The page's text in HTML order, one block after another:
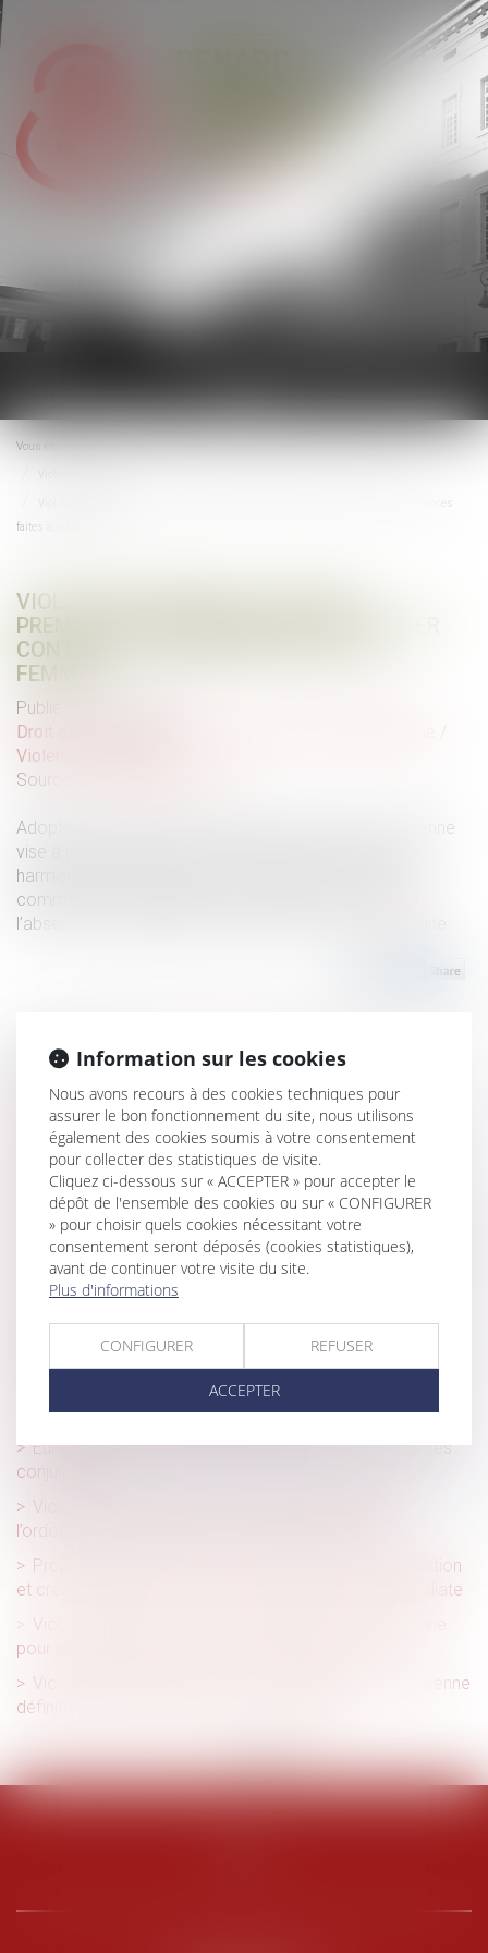
le
menu
Vous êtes ici :
Viol, consentement : vers une première loi européenne pour lutter contre les violences
faites aux femmes
VIOL, CONSENTEMENT : VERS UNE
PREMIÈRE LOI EUROPÉENNE POUR LUTTER
CONTRE LES VIOLENCES FAITES AUX
FEMMES
Publié le :
Droit de la famille, des personnes et de leur patrimoine
Violences familiales
Source :
Adoptée en mai 2024, une première directive européenne
vise à protéger les femmes victimes de violences et
harmoniser les sanctions à l’encontre de ceux qui les
commettent. Seul bémol pour le Parlement européen :
l’absence d’une définition commune du viol...
Historique
Porter plainte pour violences sexuelles en France :
l’épreuve des femmes migrantes, transgenres et
travailleuses du sexe
Mieux protéger les enfants victimes de violences
intrafamiliales
Quels sont les apports concrets de la loi sur les violences
intrafamiliales ?
applications de prévention et de lutte contre les violences
faites aux femmes
Valence. Un protocole pour associer les infirmiers au
repérage des violences conjugales
Euro 2024 et JO de Paris : un risque accru de violences
conjugales ?
Violences conjugales : extension du bénéfice de
l’ordonnance de protection aux enfants du couple
Proposition de loi renforçant l'ordonnance de protection
et créant l'ordonnance provisoire de protection immédiate
Viol, consentement : vers une première loi européenne
pour lutter contre les violences faites aux femmes
Violences faites aux femmes : la première loi européenne
définitivement adoptée par les eurodéputés
<< < 1 2 3 4 5 6 > >>
Information sur les cookies
Nous avons recours à des cookies techniques pour
assurer le bon fonctionnement du site, nous utilisons
également des cookies soumis à votre consentement
pour collecter des statistiques de visite.
Cliquez ci-dessous sur « ACCEPTER » pour accepter le
dépôt de l'ensemble des cookies ou sur « CONFIGURER
» pour choisir quels cookies nécessitant votre
consentement seront déposés (cookies statistiques),
avant de continuer votre visite du site.
Plus d'informations
CONFIGURER REFUSER
ACCEPTER